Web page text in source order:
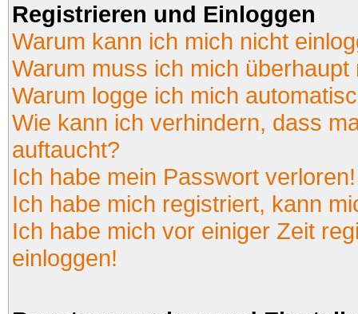
Registrieren und Einloggen
Warum kann ich mich nicht
Warum muss ich mich überhaupt
Warum logge ich mich
Wie kann ich verhindern, dass
auftaucht?
Ich habe mein Passwort verloren!
Ich habe mich registriert, kann
Ich habe mich vor einiger Zeit
einloggen!